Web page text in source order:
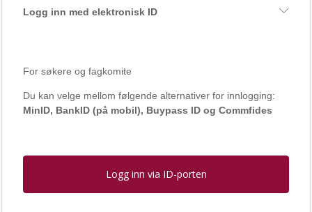
Logg inn med elektronisk ID
For søkere og fagkomite
Du kan velge mellom følgende alternativer for innlogging:
MinID, BankID (på mobil), Buypass ID og Commfides
Logg inn via ID-porten